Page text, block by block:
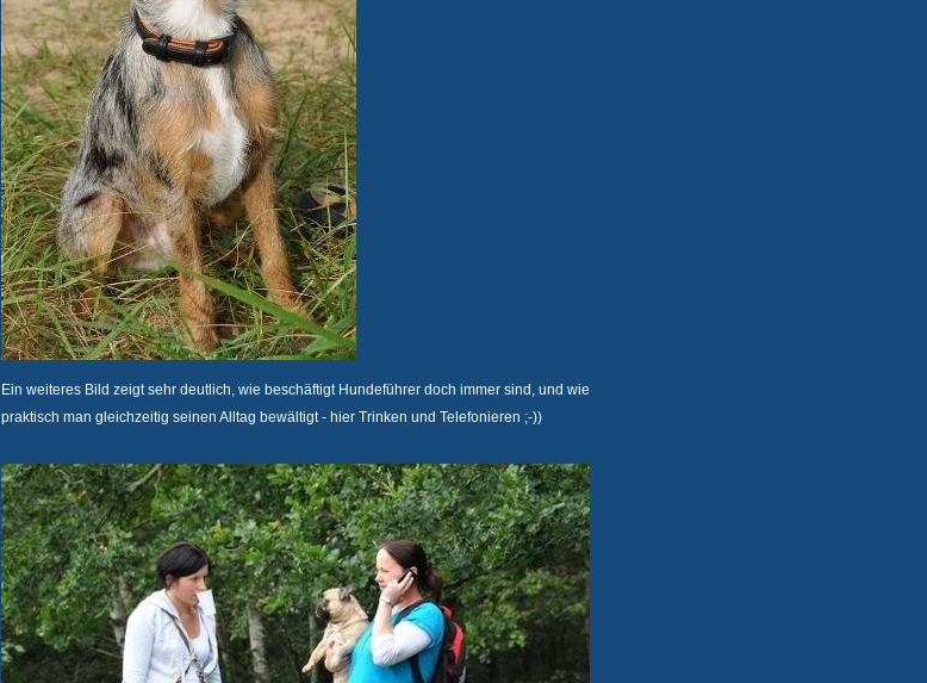
Ein weiteres Bild zeigt sehr deutlich, wie beschäftigt Hundeführer doch immer sind, und wie
praktisch man gleichzeitig seinen Alltag bewältigt - hier Trinken und Telefonieren ;-))